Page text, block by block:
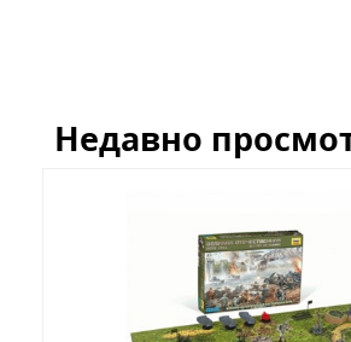
Недавно